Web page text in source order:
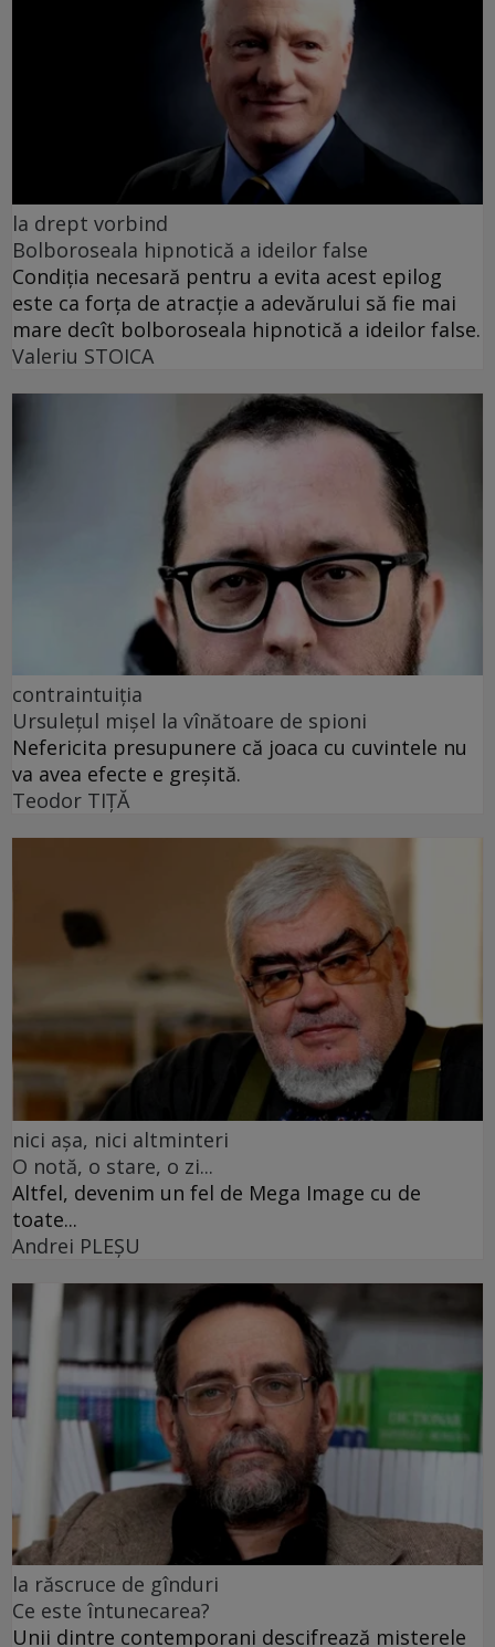
la drept vorbind
Bolboroseala hipnotică a ideilor false
Condiția necesară pentru a evita acest epilog
este ca forța de atracție a adevărului să fie mai
mare decît bolboroseala hipnotică a ideilor false.
Valeriu STOICA
contraintuiția
Ursulețul mișel la vînătoare de spioni
Nefericita presupunere că joaca cu cuvintele nu
va avea efecte e greșită.
Teodor TIŢĂ
nici așa, nici altminteri
O notă, o stare, o zi...
Altfel, devenim un fel de Mega Image cu de
toate...
Andrei PLEŞU
la răscruce de gînduri
Ce este întunecarea?
Unii dintre contemporani descifrează misterele